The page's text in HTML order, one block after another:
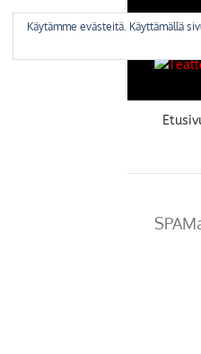
Käytämme evästeitä. Käyttämällä